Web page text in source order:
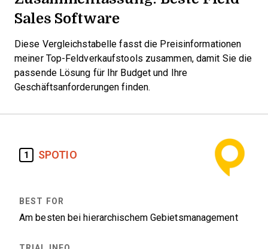
Sales Software
Diese Vergleichstabelle fasst die Preisinformationen
meiner Top-Feldverkaufstools zusammen, damit Sie die
passende Lösung für Ihr Budget und Ihre
Geschäftsanforderungen finden.
1 SPOTIO
Am besten bei hierarchischem Gebietsmanagement